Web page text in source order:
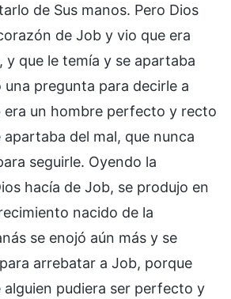
de Sus manos. Pero Dios
de Job y vio que era
que le temía y se apartaba
una pregunta para decirle a
era un hombre perfecto y recto
apartaba del mal, que nunca
seguirle. Oyendo la
hacía de Job, se produjo en
nacido de la
se enojó aún más y se
arrebatar a Job, porque
alguien pudiera ser perfecto y